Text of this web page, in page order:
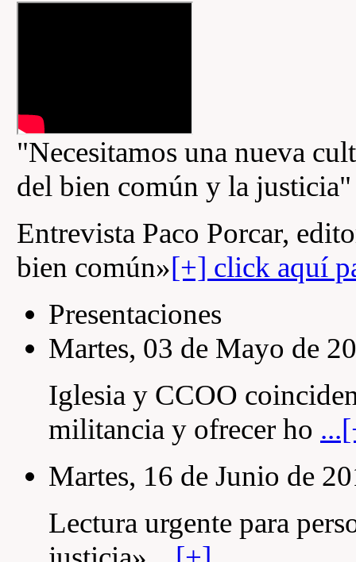
"Necesitamos una nueva
del bien común y la justicia"
Entrevista Paco Porcar,
bien común»[+] click aquí
Presentaciones
Martes, 03 de Mayo de
Iglesia y CCOO
militancia y ofrecer ho
Martes, 16 de Junio de
Lectura urgente para